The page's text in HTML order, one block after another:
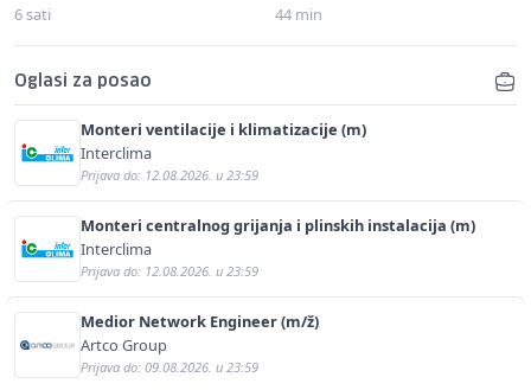
6 sati 44 min
Oglasi za posao
Monteri ventilacije i klimatizacije (m)
Interclima
Prijava do: 12.08.2026. u 23:59
Monteri centralnog grijanja i plinskih instalacija (m)
Interclima
Prijava do: 12.08.2026. u 23:59
Medior Network Engineer (m/ž)
Artco Group
Prijava do: 09.08.2026. u 23:59